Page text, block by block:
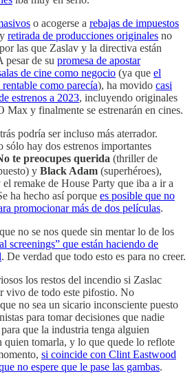
o acogerse a rebajas de impuestos
retirada de producciones originales no
las que Zaslav y la directiva están
pesar de su promesa de apostar
de cine como negocio (ya que el
como parecía), ha movido casi
estrenos a 2023, incluyendo originales
Max y finalmente se estrenarán en cines.
podría ser incluso más aterrador.
sólo hay dos estrenos importantes
te preocupes querida (thriller de
y Black Adam (superhéroes),
el remake de House Party que iba a ir a
ha hecho así porque es posible que no
promocionar más de dos películas.
no se nos quede sin mentar lo de los
screenings” que están haciendo de
. De verdad que todo esto es para no creer.
los restos del incendio si Zaslac
vivo de todo este pifostio. No
no sea un sicario inconsciente puesto
para tomar decisiones que nadie
que la industria tenga alguien
quien tomarla, y lo que quede lo reflote
si coincide con Clint Eastwood
no espere que le pase las gambas.